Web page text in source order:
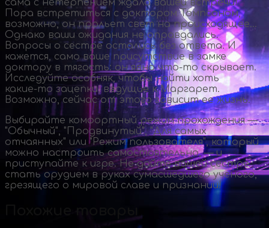
сама с нетерпением ждала вашей встречи!
Пора встретиться с доктором Томпсоном,
возможно, он прольет свет на происходящее…
Однако ваши ожидания не оправдались.
Вопросы о сестре остались без ответа. И
кажется, само ваше присутствие в замке
доктору в тягость: он явночто-тоскрывает.
Исследуйте особняк, чтобы найти хоть
какие-то зацепки, ведущие к Маргарет.
Возможно, сейчас от этого зависит ее жизнь.
Выбирайте комфортный режим прохождения —
"Обычный", "Продвинутый", "Для самых
отчаянных" или "Режим пользователя", который
можно настроить самостоятельно, — и
приступайте к игре. Не дайте вашей сестре
стать орудием в руках сумасшедшего ученого,
грезящего о мировой славе и признании!